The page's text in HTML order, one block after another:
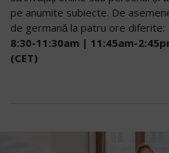
pe anumite subiecte. De
de germană la patru ore diferite:
8:30-11:30am | 11:45am-
(CET)